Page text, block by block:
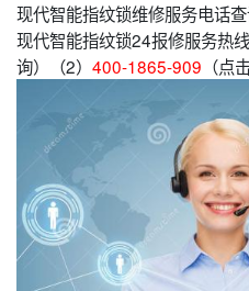
现代智能指纹锁维修服务电话
现代智能指纹锁24报修服务热
询）（2） 400-1865-909 （点